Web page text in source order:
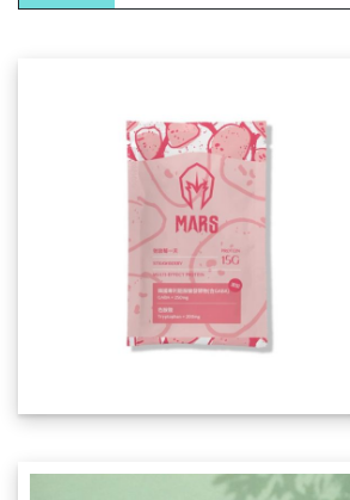
已售完